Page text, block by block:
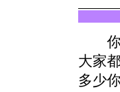
你回
大家
多少